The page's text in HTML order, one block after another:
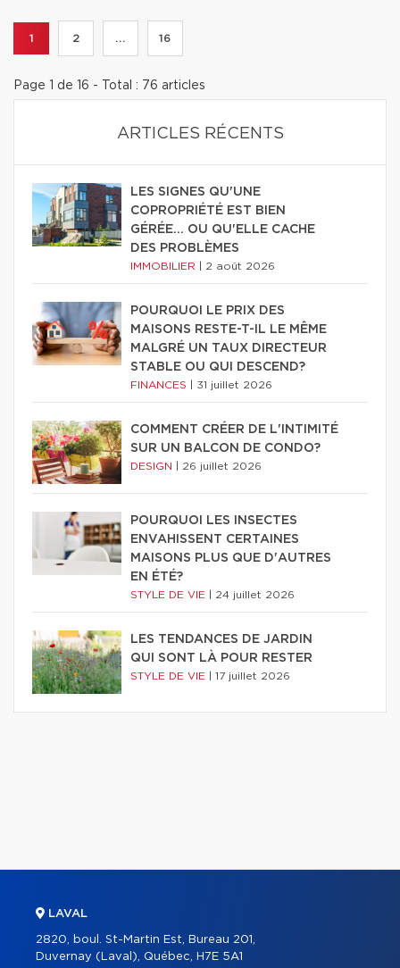
1 2 ... 16
Page 1 de 16 - Total : 76 articles
ARTICLES RÉCENTS
LES SIGNES QU'UNE
COPROPRIÉTÉ EST BIEN
GÉRÉE… OU QU'ELLE CACHE
DES PROBLÈMES
IMMOBILIER 2 août 2026
POURQUOI LE PRIX DES
MAISONS RESTE-T-IL LE MÊME
MALGRÉ UN TAUX DIRECTEUR
STABLE OU QUI DESCEND?
FINANCES 31 juillet 2026
COMMENT CRÉER DE L'INTIMITÉ
SUR UN BALCON DE CONDO?
DESIGN 26 juillet 2026
POURQUOI LES INSECTES
ENVAHISSENT CERTAINES
MAISONS PLUS QUE D'AUTRES
EN ÉTÉ?
STYLE DE VIE 24 juillet 2026
LES TENDANCES DE JARDIN
QUI SONT LÀ POUR RESTER
STYLE DE VIE 17 juillet 2026
LAVAL
2820, boul. St-Martin Est, Bureau 201,
Duvernay (Laval), Québec, H7E 5A1